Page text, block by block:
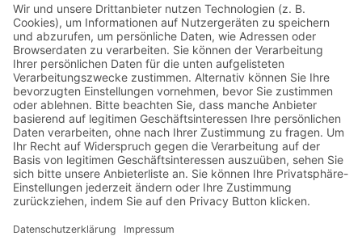
lesen Sie die Details durch und stimmen
Sie der Nutzung des Service zu, um
diese Inhalte anzuzeigen.
Mehr Informationen
Akzeptieren
powered by
Usercentrics Consent Management
Platform